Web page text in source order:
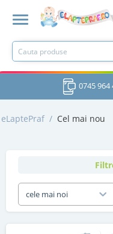
0745 964
eLaptePraf / Cel mai nou
cele mai noi